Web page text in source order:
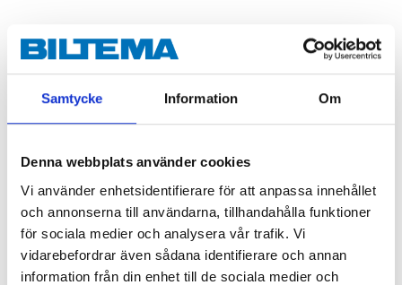
Samtycke Information Om
Denna webbplats använder cookies
Vi använder enhetsidentifierare för att anpassa innehållet
och annonserna till användarna, tillhandahålla funktioner
för sociala medier och analysera vår trafik. Vi
vidarebefordrar även sådana identifierare och annan
information från din enhet till de sociala medier och
Technical specifications
Length
24 cm
Width
4,5 cm
Height
0,4 cm
Material PS plastic (polystyrene)
Material
Emery (filing surface)
Colour
White